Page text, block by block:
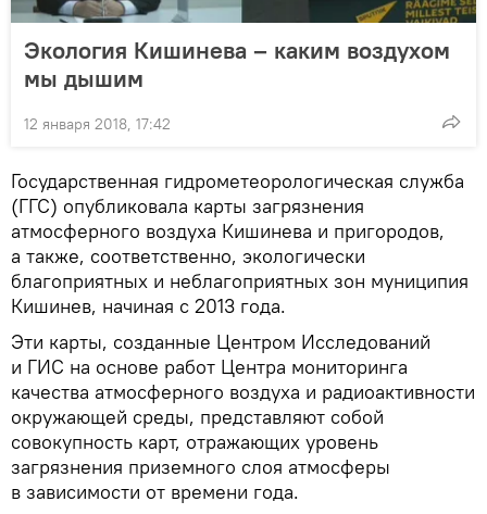
Экология Кишинева – каким воздухом
мы дышим
12 января 2018, 17:42
Государственная гидрометеорологическая служба
(ГГС) опубликовала карты загрязнения
атмосферного воздуха Кишинева и пригородов,
а также, соответственно, экологически
благоприятных и неблагоприятных зон муниципия
Кишинев, начиная с 2013 года.
Эти карты, созданные Центром Исследований
и ГИС на основе работ Центра мониторинга
качества атмосферного воздуха и радиоактивности
окружающей среды, представляют собой
совокупность карт, отражающих уровень
загрязнения приземного слоя атмосферы
в зависимости от времени года.